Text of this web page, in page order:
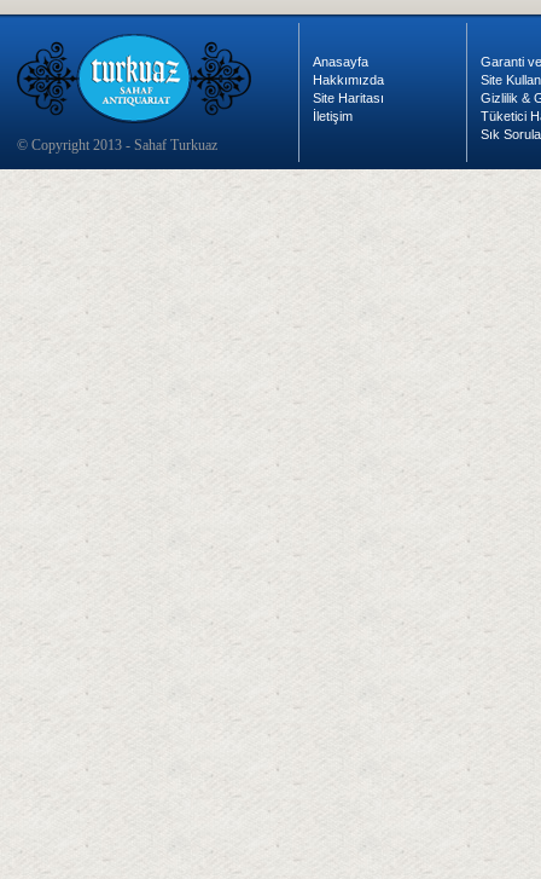
© Copyright 2013 - Sahaf Turkuaz
Anasayfa
Hakkımızda
Site Haritası
İletişim
Garanti
Site
Gizlilik &
Tüketici
Sık